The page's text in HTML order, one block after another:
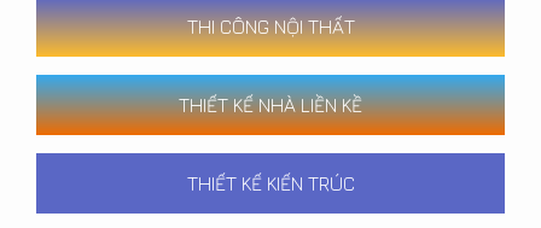
THI CÔNG NỘI THẤT
THIẾT KẾ NHÀ LIỀN KỀ
THIẾT KẾ KIẾN TRÚC